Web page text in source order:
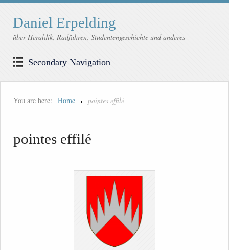
Daniel Erpelding
über Heraldik, Radfahren, Studentengeschichte und anderes
Secondary Navigation
You are here: Home pointes effilé
pointes effilé